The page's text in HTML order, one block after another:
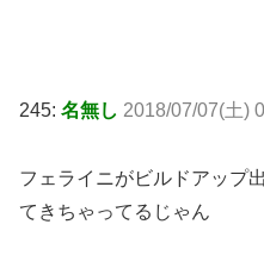
245: 名無し 2018/07/07(土)
フェライニがビルドアップ
てきちゃってるじゃん